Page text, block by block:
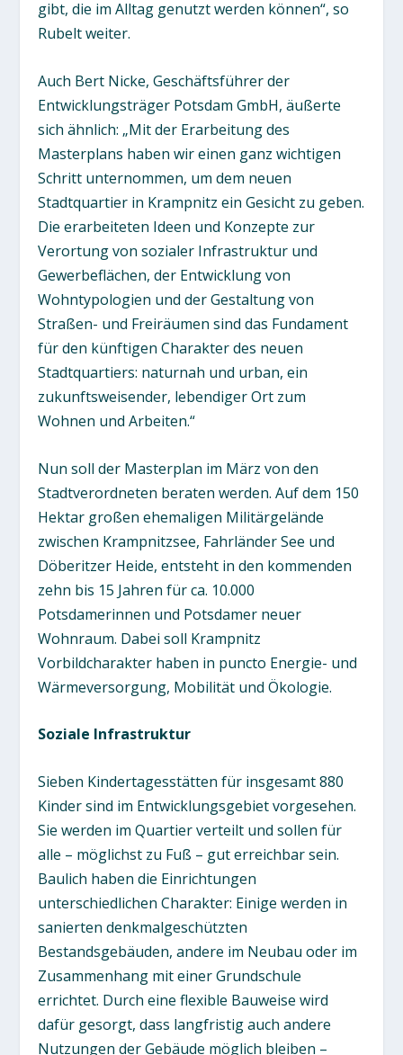
gibt, die im Alltag genutzt werden können“, so
Rubelt weiter.
Auch Bert Nicke, Geschäftsführer der
Entwicklungsträger Potsdam GmbH, äußerte
sich ähnlich: „Mit der Erarbeitung des
Masterplans haben wir einen ganz wichtigen
Schritt unternommen, um dem neuen
Stadtquartier in Krampnitz ein Gesicht zu geben.
Die erarbeiteten Ideen und Konzepte zur
Verortung von sozialer Infrastruktur und
Gewerbeflächen, der Entwicklung von
Wohntypologien und der Gestaltung von
Straßen- und Freiräumen sind das Fundament
für den künftigen Charakter des neuen
Stadtquartiers: naturnah und urban, ein
zukunftsweisender, lebendiger Ort zum
Wohnen und Arbeiten.“
Nun soll der Masterplan im März von den
Stadtverordneten beraten werden. Auf dem 150
Hektar großen ehemaligen Militärgelände
zwischen Krampnitzsee, Fahrländer See und
Döberitzer Heide, entsteht in den kommenden
zehn bis 15 Jahren für ca. 10.000
Potsdamerinnen und Potsdamer neuer
Wohnraum. Dabei soll Krampnitz
Vorbildcharakter haben in puncto Energie- und
Wärmeversorgung, Mobilität und Ökologie.
Soziale Infrastruktur
Sieben Kindertagesstätten für insgesamt 880
Kinder sind im Entwicklungsgebiet vorgesehen.
Sie werden im Quartier verteilt und sollen für
alle – möglichst zu Fuß – gut erreichbar sein.
Baulich haben die Einrichtungen
unterschiedlichen Charakter: Einige werden in
sanierten denkmalgeschützten
Bestandsgebäuden, andere im Neubau oder im
Zusammenhang mit einer Grundschule
errichtet. Durch eine flexible Bauweise wird
dafür gesorgt, dass langfristig auch andere
Nutzungen der Gebäude möglich bleiben –